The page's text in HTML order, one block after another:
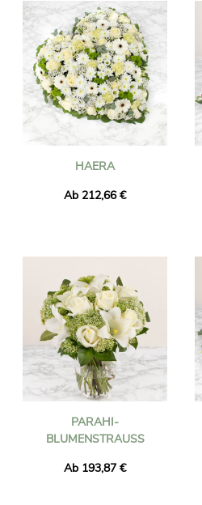
HAERA
Ab 212,66 €
PARAHI-
BLUMENSTRAUSS
Ab 193,87 €